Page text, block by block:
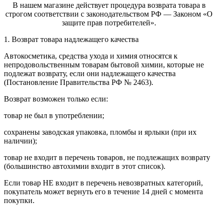
В нашем магазине действует процедура возврата товара в
строгом соответствии с законодательством РФ — Законом «О
защите прав потребителей».
1. Возврат товара надлежащего качества
Автокосметика, средства ухода и химия относятся к
непродовольственным товарам бытовой химии, которые не
подлежат возврату, если они надлежащего качества
(Постановление Правительства РФ № 2463).
Возврат возможен только если:
товар не был в употреблении;
сохранены заводская упаковка, пломбы и ярлыки (при их
наличии);
товар не входит в перечень товаров, не подлежащих возврату
(большинство автохимии входит в этот список).
Если товар НЕ входит в перечень невозвратных категорий,
покупатель может вернуть его в течение 14 дней с момента
покупки.